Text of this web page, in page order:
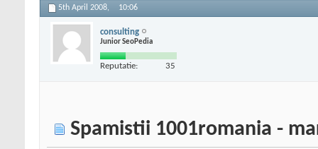
5th April 2008, 10:06
consulting
Junior SeoPedia
Reputatie: 35
Spamistii 1001romania -